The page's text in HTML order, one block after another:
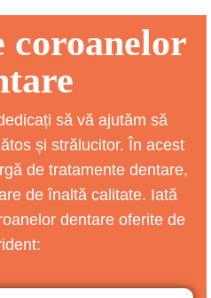
coroanelor
să vă ajutăm să
și strălucitor. În acest
de tratamente dentare,
de înaltă calitate. Iată
dentare oferite de